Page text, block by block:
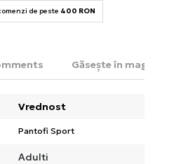
de peste 400 RON
Găsește în magazin
Vrednost
Pantofi Sport
Adulti